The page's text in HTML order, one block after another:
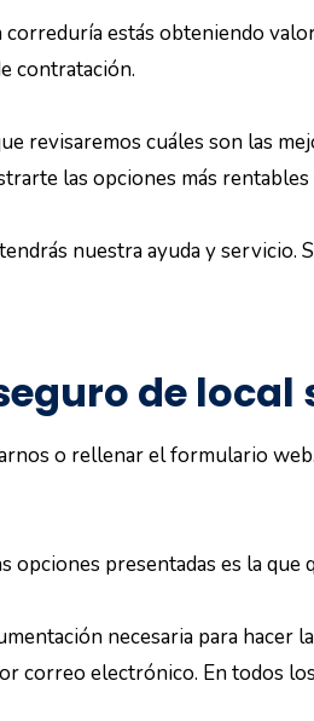
estás obteniendo
contratación.
revisaremos cuáles son las
las opciones más rentables
nuestra ayuda y servicio.
de local
o rellenar el formulario
opciones presentadas es la que
necesaria para hacer
correo electrónico. En todos